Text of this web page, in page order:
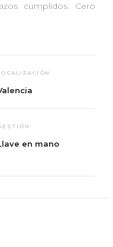
cumplidos. Cero
en mano